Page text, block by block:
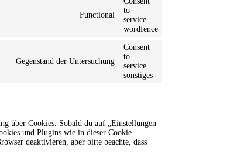
Functional
to
service
wordfence
Gegenstand der Untersuchung
Consent
to
service
sonstiges
über Cookies. Sobald du auf „Einstellungen
und Plugins wie in dieser Cookie-
deaktivieren, aber bitte beachte, dass